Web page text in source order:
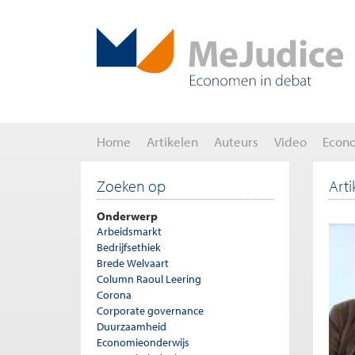
Home Artikelen Auteurs Video
Zoeken op
Onderwerp
Arbeidsmarkt
Bedrijfsethiek
Brede Welvaart
Column Raoul Leering
Corona
Corporate governance
Duurzaamheid
Economieonderwijs